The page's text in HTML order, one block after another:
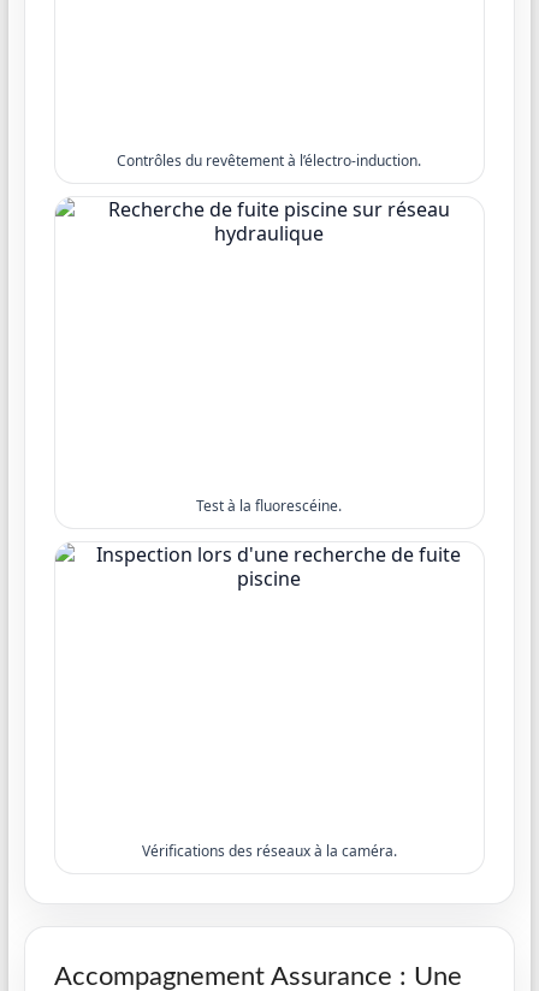
Contrôles du revêtement à l’électro-induction.
Test à la fluorescéine.
Vérifications des réseaux à la caméra.
Accompagnement Assurance : Une